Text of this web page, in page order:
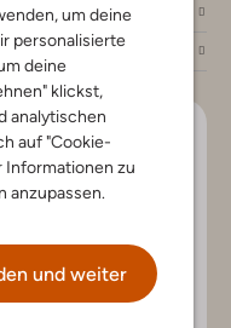
um deine
personalisierte
deine
klickst,
analytischen
auf "Cookie-
Informationen zu
anzupassen.
und weiter
Artikeln und
im